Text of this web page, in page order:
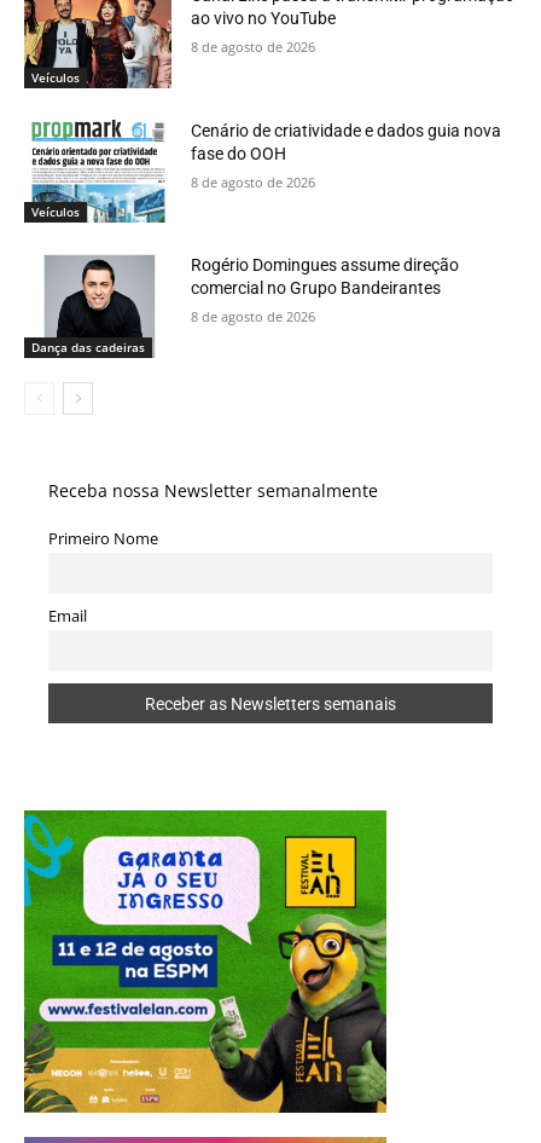
Veículos
ao vivo no YouTube
8 de agosto de 2026
Veículos
Cenário de criatividade e dados guia nova
fase do OOH
8 de agosto de 2026
Dança das cadeiras
Rogério Domingues assume direção
comercial no Grupo Bandeirantes
8 de agosto de 2026
Receba nossa Newsletter semanalmente
Primeiro Nome
Email